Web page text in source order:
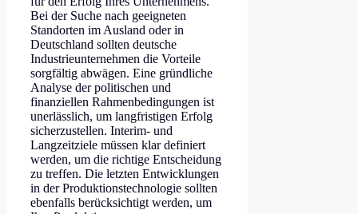
Bei der Suche nach geeigneten
Standorten im Ausland oder in
Deutschland sollten deutsche
Industrieunternehmen die Vorteile
sorgfältig abwägen. Eine gründliche
Analyse der politischen und
finanziellen Rahmenbedingungen ist
unerlässlich, um langfristigen Erfolg
sicherzustellen. Interim- und
Langzeitziele müssen klar definiert
werden, um die richtige Entscheidung
zu treffen. Die letzten Entwicklungen
in der Produktionstechnologie sollten
ebenfalls berücksichtigt werden, um